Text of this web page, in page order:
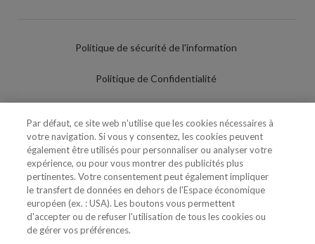
Politique de sécurité de l'information
Politique de Confidentialité
Politique de Cookies
Paramètres des cookies
Utilisation Frauduleuse du Nom/Brand
Par défaut, ce site web n'utilise que les cookies nécessaires à
votre navigation. Si vous y consentez, les cookies peuvent
également être utilisés pour personnaliser ou analyser votre
expérience, ou pour vous montrer des publicités plus
pertinentes. Votre consentement peut également impliquer
le transfert de données en dehors de l'Espace économique
européen (ex. : USA). Les boutons vous permettent
d'accepter ou de refuser l'utilisation de tous les cookies ou
de gérer vos préférences.